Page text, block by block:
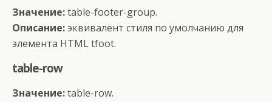
Значение:table-footer-group.
Описание:эквивалент стиля по умолчанию для
элемента HTML tfoot.
table-row
Значение:table-row.